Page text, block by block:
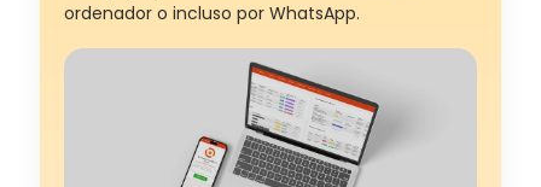
ordenador o incluso por WhatsApp.